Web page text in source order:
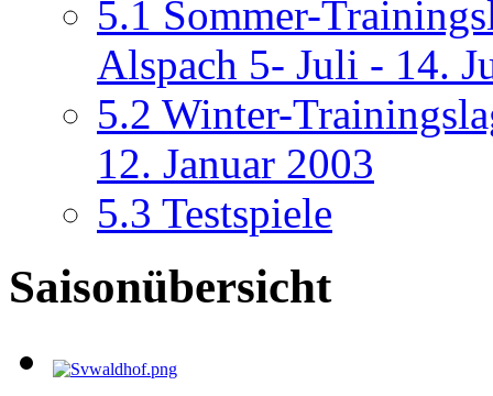
5.1 Sommer-
Alspach 5- Juli - 14.
5.2 Winter-
12. Januar 2003
5.3 Testspiele
Saisonübersicht